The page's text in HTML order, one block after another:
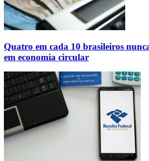
Quatro em cada 10 brasileiros
em economia circular